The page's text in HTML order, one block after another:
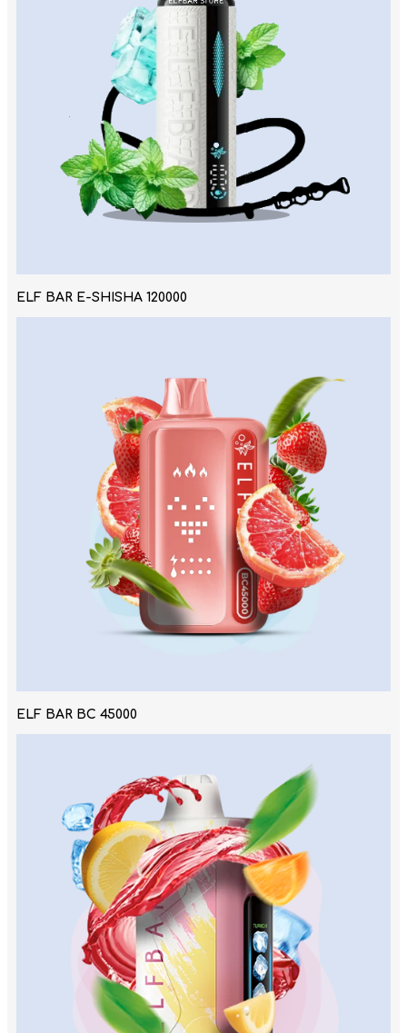
ELF BAR E-SHISHA 120000
ELF BAR BC 45000